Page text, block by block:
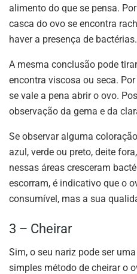
alimento do que se pensa.
casca do ovo se encontra
haver a presença de bactérias.
A mesma conclusão pode
encontra viscosa ou seca.
se vale a pena abrir o ovo.
observação da gema e da
Se observar alguma
azul, verde ou preto, deite
nessas áreas cresceram
escorram, é indicativo que o
consumível, mas a sua
3 – Cheirar
Sim, o seu nariz pode ser
simples método de cheirar o